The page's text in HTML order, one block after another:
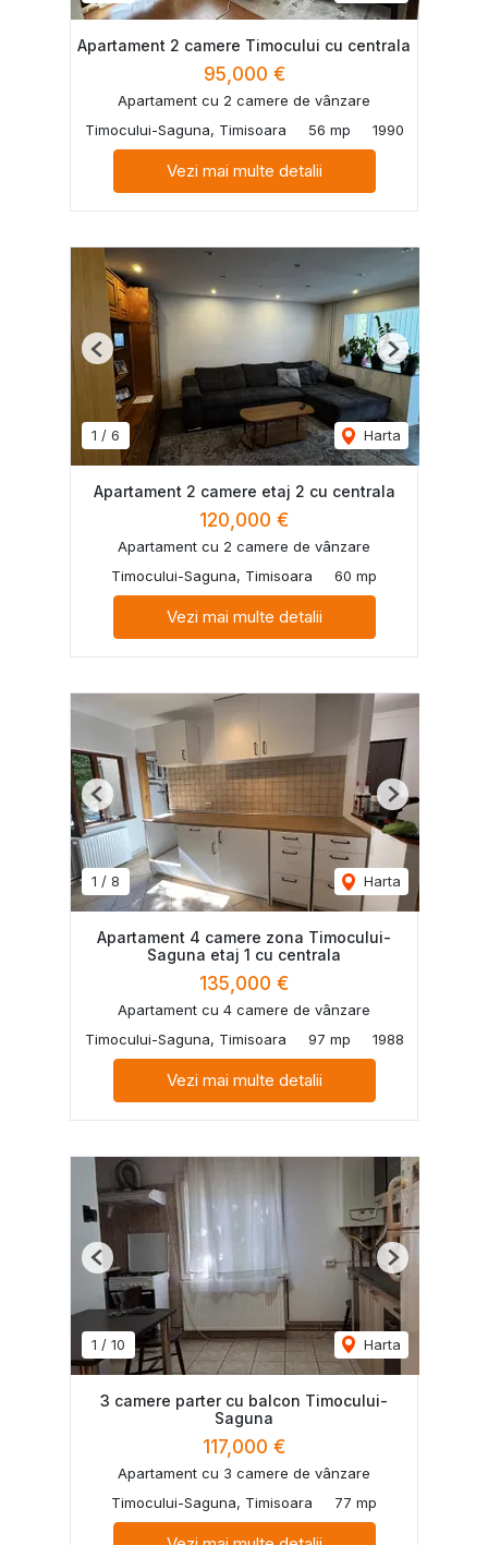
Apartament 2 camere Timocului cu centrala
95,000 €
Apartament cu 2 camere de vânzare
Timocului-Saguna, Timisoara
56 mp 1990
Vezi mai multe detalii
1 / 6 Harta
Previous Next
Apartament 2 camere etaj 2 cu centrala
120,000 €
Apartament cu 2 camere de vânzare
Timocului-Saguna, Timisoara
60 mp
Vezi mai multe detalii
1 / 8 Harta
Previous Next
Apartament 4 camere zona Timocului-
Saguna etaj 1 cu centrala
135,000 €
Apartament cu 4 camere de vânzare
Timocului-Saguna, Timisoara
97 mp 1988
Vezi mai multe detalii
1 / 10 Harta
Previous Next
3 camere parter cu balcon Timocului-
Saguna
117,000 €
Apartament cu 3 camere de vânzare
Timocului-Saguna, Timisoara
77 mp